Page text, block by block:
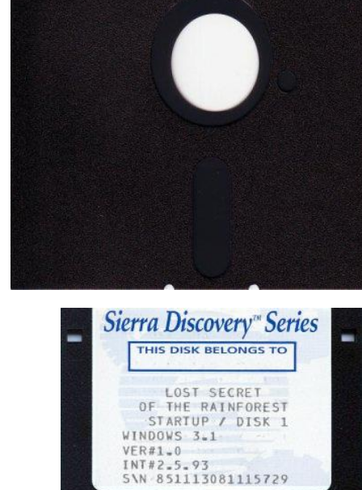
Discos del juego en formato 5¼ y 3½.